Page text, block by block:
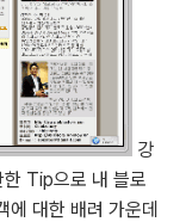
강
Tip으로 내 블로
에 대한 배려 가운데